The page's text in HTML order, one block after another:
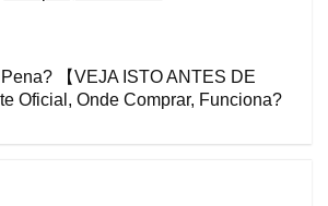
【VEJA ISTO ANTES DE
Oficial, Onde Comprar, Funciona?